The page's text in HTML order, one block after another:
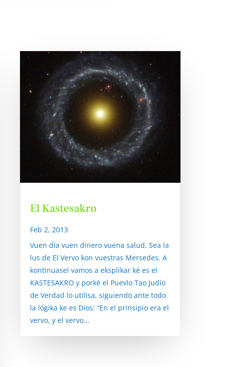
El Kastesakro
Feb 2, 2013
Vuen día vuen dinero vuena salud. Sea la
lus de El Vervo kon vuestras Mersedes. A
kontinuasel vamos a eksplikar ké es el
KASTESAKRO y porké el Puevlo Tao Judío
de Verdad lo utilisa, siguiendo ante todo
la lógika ke es Dios: “En el prinsipio era el
vervo, y el vervo...